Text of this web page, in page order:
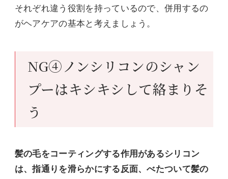
それぞれ違う役割を持っているので、併用するの
がヘアケアの基本と考えましょう。
NG④ノンシリコンのシャン
プーはキシキシして絡まりそ
う
髪の毛をコーティングする作用があるシリコン
は、指通りを滑らかにする反面、べたついて髪の